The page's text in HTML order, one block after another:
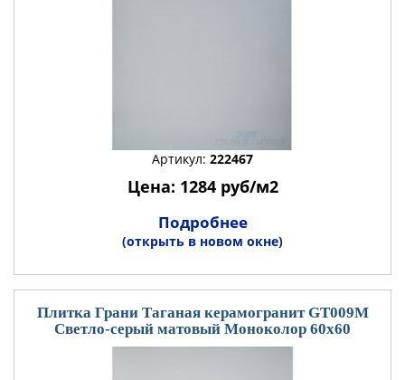
Артикул: 222467
Цена: 1284 руб/м2
Подробнее
(открыть в новом окне)
Плитка Грани Таганая керамогранит GT009М
Светло-серый матовый Моноколор 60x60